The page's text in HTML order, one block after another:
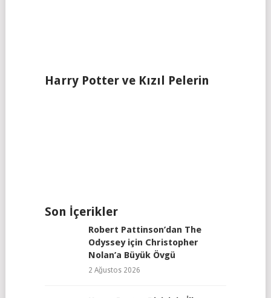
Harry Potter ve Kızıl Pelerin
Son İçerikler
Robert Pattinson’dan The
Odyssey için Christopher
Nolan’a Büyük Övgü
2 Ağustos 2026